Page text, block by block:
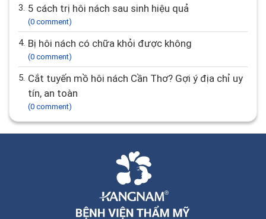
3. 5 cách trị hôi nách sau sinh hiệu quả
(0 comment)
4. Bị hôi nách có chữa khỏi được không
(0 comment)
5. Cắt tuyến mồ hôi nách Cần Thơ? Gợi ý địa chỉ uy
tín, an toàn
(0 comment)